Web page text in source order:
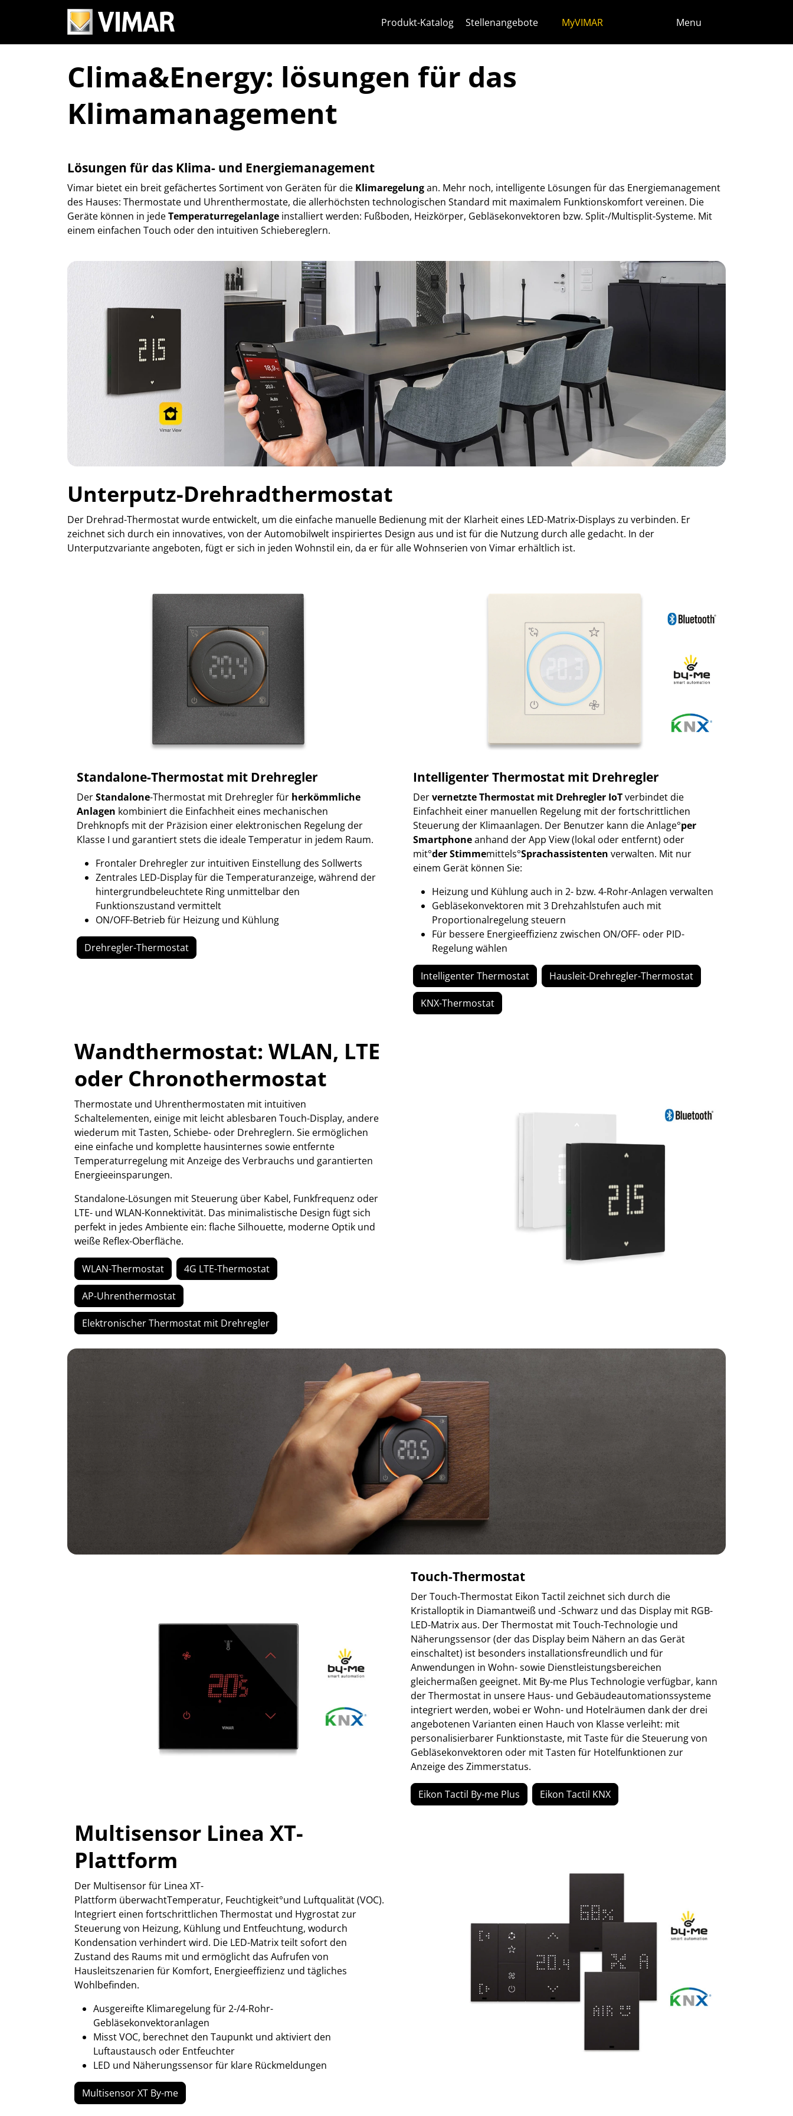
Produkt-Katalog Stellenangebote MyVIMAR Menu
Clima&Energy: lösungen für das
Klimamanagement
Lösungen für das Klima- und Energiemanagement
Vimar bietet ein breit gefächertes Sortiment von Geräten für die Klimaregelungan. Mehr noch, intelligente Lösungen für das Energiemanagement
des Hauses: Thermostate und Uhrenthermostate, die allerhöchsten technologischen Standard mit maximalem Funktionskomfort vereinen. Die
Geräte können in jedeTemperaturregelanlage installiert werden: Fußboden, Heizkörper, Gebläsekonvektoren bzw. Split-/Multisplit-Systeme. Mit
einem einfachen Touch oder den intuitiven Schiebereglern.
Unterputz-Drehradthermostat
Der Drehrad-Thermostat wurde entwickelt, um die einfache manuelle Bedienung mit der Klarheit eines LED-Matrix-Displays zu verbinden. Er
zeichnet sich durch ein innovatives, von der Automobilwelt inspiriertes Design aus und ist für die Nutzung durch alle gedacht. In der
Unterputzvariante angeboten, fügt er sich in jeden Wohnstil ein, da er für alle Wohnserien von Vimar erhältlich ist.
Standalone-Thermostat mit Drehregler
DerStandalone-Thermostat mit Drehregler für herkömmliche
Anlagen kombiniert die Einfachheit eines mechanischen
Drehknopfs mit der Präzision einer elektronischen Regelung der
Klasse I und garantiert stets die ideale Temperatur in jedem Raum.
Frontaler Drehregler zur intuitiven Einstellung des Sollwerts
Zentrales LED-Display für die Temperaturanzeige, während der
hintergrundbeleuchtete Ring unmittelbar den
Funktionszustand vermittelt
ON/OFF-Betrieb für Heizung und Kühlung
Drehregler-Thermostat
Intelligenter Thermostat mit Drehregler
Dervernetzte Thermostat mit Drehregler IoTverbindet die
Einfachheit einer manuellen Regelung mit der fortschrittlichen
Steuerung der Klimaanlagen. Der Benutzer kann die Anlage°per
Smartphoneanhand der App View (lokal oder entfernt) oder
mit°der Stimmemittels°Sprachassistenten verwalten. Mit nur
einem Gerät können Sie:
Heizung und Kühlung auch in 2- bzw. 4-Rohr-Anlagen verwalten
Gebläsekonvektoren mit 3 Drehzahlstufen auch mit
Proportionalregelung steuern
Für bessere Energieeffizienz zwischen ON/OFF- oder PID-
Regelung wählen
Intelligenter Thermostat Hausleit-Drehregler-Thermostat
KNX-Thermostat
Wandthermostat: WLAN, LTE
oder Chronothermostat
Thermostate und Uhrenthermostaten mit intuitiven
Schaltelementen, einige mit leicht ablesbaren Touch-Display, andere
wiederum mit Tasten, Schiebe- oder Drehreglern. Sie ermöglichen
eine einfache und komplette hausinternes sowie entfernte
Temperaturregelung mit Anzeige des Verbrauchs und garantierten
Energieeinsparungen.
Standalone-Lösungen mit Steuerung über Kabel, Funkfrequenz oder
LTE- und WLAN-Konnektivität. Das minimalistische Design fügt sich
perfekt in jedes Ambiente ein: flache Silhouette, moderne Optik und
weiße Reflex-Oberfläche.
WLAN-Thermostat 4G LTE-Thermostat
AP-Uhrenthermostat
Elektronischer Thermostat mit Drehregler
Touch-Thermostat
Der Touch-Thermostat Eikon Tactil zeichnet sich durch die
Kristalloptik in Diamantweiß und -Schwarz und das Display mit RGB-
LED-Matrix aus. Der Thermostat mit Touch-Technologie und
Näherungssensor (der das Display beim Nähern an das Gerät
einschaltet) ist besonders installationsfreundlich und für
Anwendungen in Wohn- sowie Dienstleistungsbereichen
gleichermaßen geeignet. Mit By-me Plus Technologie verfügbar, kann
der Thermostat in unsere Haus- und Gebäudeautomationssysteme
integriert werden, wobei er Wohn- und Hotelräumen dank der drei
angebotenen Varianten einen Hauch von Klasse verleiht: mit
personalisierbarer Funktionstaste, mit Taste für die Steuerung von
Gebläsekonvektoren oder mit Tasten für Hotelfunktionen zur
Anzeige des Zimmerstatus.
Eikon Tactil By-me Plus Eikon Tactil KNX
Multisensor Linea XT-
Plattform
Der Multisensor für Linea XT-
Plattform überwachtTemperatur, Feuchtigkeit°und Luftqualität (VOC).
Integriert einen fortschrittlichen Thermostat und Hygrostat zur
Steuerung von Heizung, Kühlung und Entfeuchtung, wodurch
Kondensation verhindert wird. Die LED-Matrix teilt sofort den
Zustand des Raums mit und ermöglicht das Aufrufen von
Hausleitszenarien für Komfort, Energieeffizienz und tägliches
Wohlbefinden.
Ausgereifte Klimaregelung für 2-/4-Rohr-
Gebläsekonvektoranlagen
Misst VOC, berechnet den Taupunkt und aktiviert den
Luftaustausch oder Entfeuchter
LED und Näherungssensor für klare Rückmeldungen
Multisensor XT By-me